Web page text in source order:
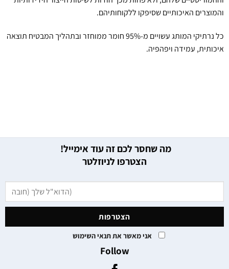
והמוצרים האיכותיים שסיפקו ללקוחותיהם.
כל נרתיקי המותג עשויים מ-95% חומר ממוחזר ובתהליך המבטיח תוצאה
איכותית, עמידה ויפהפיה.
מה שחסר לכם זה עוד אימייל!
הצטרפו לניוזלטר
אני מאשר את תנאי השימוש
Follow